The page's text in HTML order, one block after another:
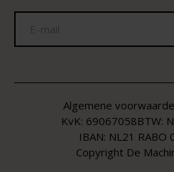
Copyright De
KvK: 69067058BTW:
IBAN: NL21 RABO
Algemene